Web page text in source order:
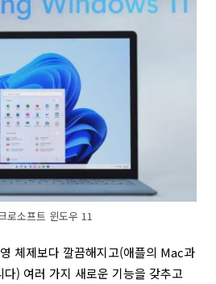
로소프트 윈도우 11
체제보다 깔끔해지고(애플의 Mac과
) 여러 가지 새로운 기능을 갖추고